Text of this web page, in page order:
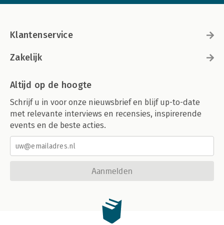
Klantenservice
Zakelijk
Altijd op de hoogte
Schrijf u in voor onze nieuwsbrief en blijf up-to-date
met relevante interviews en recensies, inspirerende
events en de beste acties.
Aanmelden